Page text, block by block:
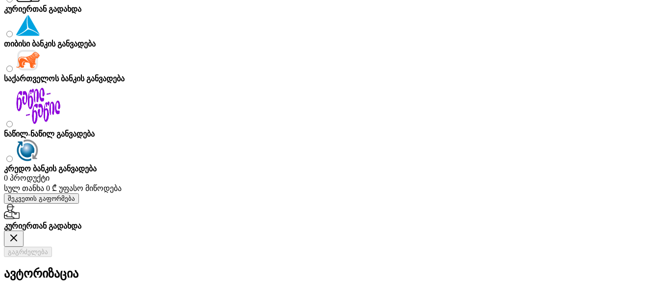
კურიერთან გადახდა
თიბისი ბანკის განვადება
საქართველოს ბანკის განვადება
ნაწილ-ნაწილ განვადება
კრედო ბანკის განვადება
0 პროდუქტი
სულ თანხა 0 ₾ უფასო მიწოდება
შეკვეთის გაფორმება
კურიერთან გადახდა
გაგრძელება
ავტორიზაცია